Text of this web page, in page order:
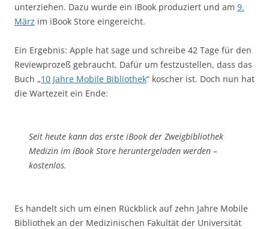
unterziehen. Dazu wurde ein iBook produziert und am 9.
März im iBook Store eingereicht.
Ein Ergebnis: Apple hat sage und schreibe 42 Tage für den
Reviewprozeß gebraucht. Dafür um festzustellen, dass das
Buch „10 Jahre Mobile Bibliothek“ koscher ist. Doch nun hat
die Wartezeit ein Ende:
Seit heute kann das erste iBook der Zweigbibliothek
Medizin im iBook Store heruntergeladen werden –
kostenlos.
Es handelt sich um einen Rückblick auf zehn Jahre Mobile
Bibliothek an der Medizinischen Fakultät der Universität